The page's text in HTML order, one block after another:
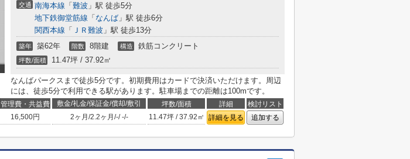
交通 南海本線 「 難波 」駅 徒歩5分
地下鉄御堂筋線 「 なんば 」駅 徒歩6分
関西本線 「 ＪＲ難波 」駅 徒歩13分
築年 築62年 階数 8階建 構造 鉄筋コンクリート
坪数/面積 11.47坪 / 37.92㎡
なんばパークスまで徒歩5分です。初期費用はカードで決済いただけます。周辺
には、徒歩5分で利用できる駅があります。駐車場までの距離は100mです。
管理費・共益費 敷金/礼金/保証金/償却/敷引 坪数/面積 詳細
検討リスト
16,500円 2ヶ月 /2.2ヶ月 /-/-/- 11.47坪 / 37.92㎡ 詳細を見る 追加する